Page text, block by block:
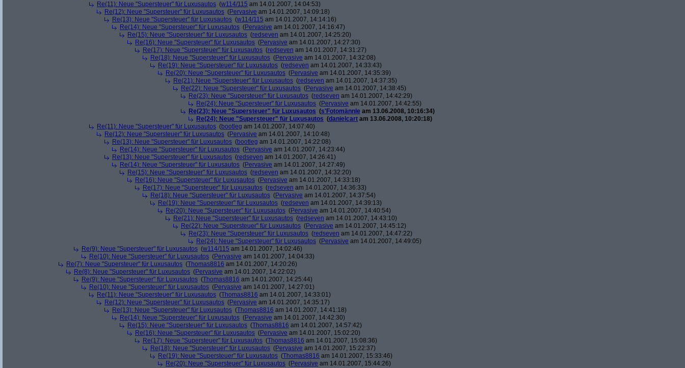
Re(11): Neue "Supersteuer" für Luxusautos (w114/115 am 14.01.2007, 14:04:53)
Re(12): Neue "Supersteuer" für Luxusautos (Pervasive am 14.01.2007, 14:09:18)
Re(13): Neue "Supersteuer" für Luxusautos (w114/115 am 14.01.2007, 14:14:16)
Re(14): Neue "Supersteuer" für Luxusautos (Pervasive am 14.01.2007, 14:16:47)
Re(15): Neue "Supersteuer" für Luxusautos (redseven am 14.01.2007, 14:25:20)
Re(16): Neue "Supersteuer" für Luxusautos (Pervasive am 14.01.2007, 14:27:30)
Re(17): Neue "Supersteuer" für Luxusautos (redseven am 14.01.2007, 14:31:27)
Re(18): Neue "Supersteuer" für Luxusautos (Pervasive am 14.01.2007, 14:32:08)
Re(19): Neue "Supersteuer" für Luxusautos (redseven am 14.01.2007, 14:33:43)
Re(20): Neue "Supersteuer" für Luxusautos (Pervasive am 14.01.2007, 14:35:39)
Re(21): Neue "Supersteuer" für Luxusautos (redseven am 14.01.2007, 14:37:35)
Re(22): Neue "Supersteuer" für Luxusautos (Pervasive am 14.01.2007, 14:38:45)
Re(23): Neue "Supersteuer" für Luxusautos (redseven am 14.01.2007, 14:42:29)
Re(24): Neue "Supersteuer" für Luxusautos (Pervasive am 14.01.2007, 14:42:55)
Re(23): Neue "Supersteuer" für Luxusautos (s'Fotomännle am 13.06.2008, 10:16:34)
Re(24): Neue "Supersteuer" für Luxusautos (danielcart am 13.06.2008, 10:20:18)
Re(11): Neue "Supersteuer" für Luxusautos (bootleg am 14.01.2007, 14:07:40)
Re(12): Neue "Supersteuer" für Luxusautos (Pervasive am 14.01.2007, 14:10:48)
Re(13): Neue "Supersteuer" für Luxusautos (bootleg am 14.01.2007, 14:22:08)
Re(14): Neue "Supersteuer" für Luxusautos (Pervasive am 14.01.2007, 14:23:44)
Re(13): Neue "Supersteuer" für Luxusautos (redseven am 14.01.2007, 14:26:41)
Re(14): Neue "Supersteuer" für Luxusautos (Pervasive am 14.01.2007, 14:27:49)
Re(15): Neue "Supersteuer" für Luxusautos (redseven am 14.01.2007, 14:32:20)
Re(16): Neue "Supersteuer" für Luxusautos (Pervasive am 14.01.2007, 14:33:18)
Re(17): Neue "Supersteuer" für Luxusautos (redseven am 14.01.2007, 14:36:33)
Re(18): Neue "Supersteuer" für Luxusautos (Pervasive am 14.01.2007, 14:37:54)
Re(19): Neue "Supersteuer" für Luxusautos (redseven am 14.01.2007, 14:39:13)
Re(20): Neue "Supersteuer" für Luxusautos (Pervasive am 14.01.2007, 14:40:54)
Re(21): Neue "Supersteuer" für Luxusautos (redseven am 14.01.2007, 14:43:10)
Re(22): Neue "Supersteuer" für Luxusautos (Pervasive am 14.01.2007, 14:45:12)
Re(23): Neue "Supersteuer" für Luxusautos (redseven am 14.01.2007, 14:47:22)
Re(24): Neue "Supersteuer" für Luxusautos (Pervasive am 14.01.2007, 14:49:05)
Re(9): Neue "Supersteuer" für Luxusautos (w114/115 am 14.01.2007, 14:02:46)
Re(10): Neue "Supersteuer" für Luxusautos (Pervasive am 14.01.2007, 14:04:33)
Re(7): Neue "Supersteuer" für Luxusautos (Thomas8816 am 14.01.2007, 14:20:26)
Re(8): Neue "Supersteuer" für Luxusautos (Pervasive am 14.01.2007, 14:22:02)
Re(9): Neue "Supersteuer" für Luxusautos (Thomas8816 am 14.01.2007, 14:25:44)
Re(10): Neue "Supersteuer" für Luxusautos (Pervasive am 14.01.2007, 14:27:01)
Re(11): Neue "Supersteuer" für Luxusautos (Thomas8816 am 14.01.2007, 14:33:01)
Re(12): Neue "Supersteuer" für Luxusautos (Pervasive am 14.01.2007, 14:35:17)
Re(13): Neue "Supersteuer" für Luxusautos (Thomas8816 am 14.01.2007, 14:41:18)
Re(14): Neue "Supersteuer" für Luxusautos (Pervasive am 14.01.2007, 14:42:30)
Re(15): Neue "Supersteuer" für Luxusautos (Thomas8816 am 14.01.2007, 14:57:42)
Re(16): Neue "Supersteuer" für Luxusautos (Pervasive am 14.01.2007, 15:02:20)
Re(17): Neue "Supersteuer" für Luxusautos (Thomas8816 am 14.01.2007, 15:08:36)
Re(18): Neue "Supersteuer" für Luxusautos (Pervasive am 14.01.2007, 15:22:37)
Re(19): Neue "Supersteuer" für Luxusautos (Thomas8816 am 14.01.2007, 15:33:46)
Re(20): Neue "Supersteuer" für Luxusautos (Pervasive am 14.01.2007, 15:44:26)